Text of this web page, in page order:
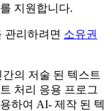
지원합니다.
관리하려면 소유권
의 저술 된 텍스트
처리 응용 프로그
하여 AI- 제작 된 텍